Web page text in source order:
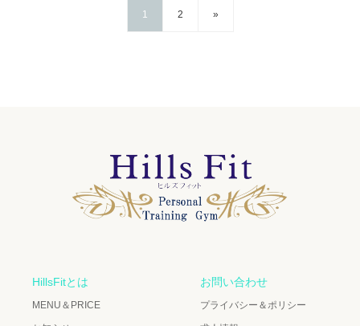
1 2 »
HillsFitとは
MENU＆PRICE
お問い合わせ
プライバシー＆ポリシー